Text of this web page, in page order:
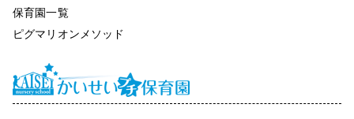
保育園一覧
ピグマリオンメソッド